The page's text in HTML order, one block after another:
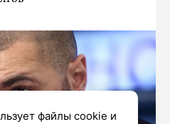
файлы cookie и